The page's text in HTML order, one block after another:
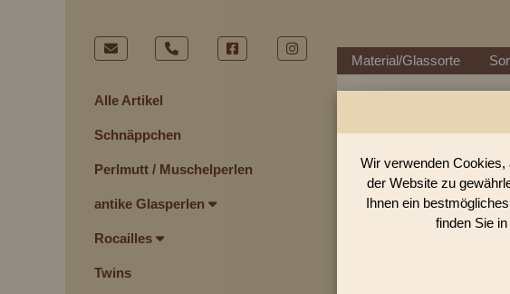
Alle Artikel
Schnäppchen
Perlmutt / Muschelperlen
antike Glasperlen
Rocailles
Twins
Material/Glassorte
In
Wir verwenden
der Website zu
Ihnen ein
finden Sie